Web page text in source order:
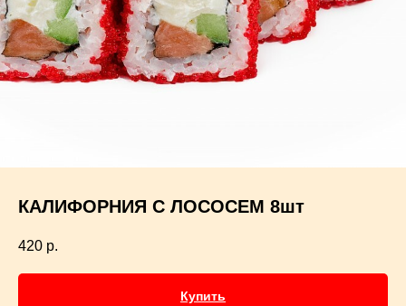
КАЛИФОРНИЯ С ЛОСОСЕМ 8шт
420 р.
Купить